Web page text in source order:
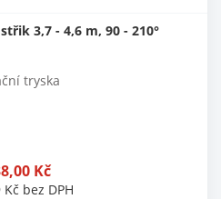
3,7 - 4,6 m, 90 - 210°
tryska
Kč
Kč bez DPH